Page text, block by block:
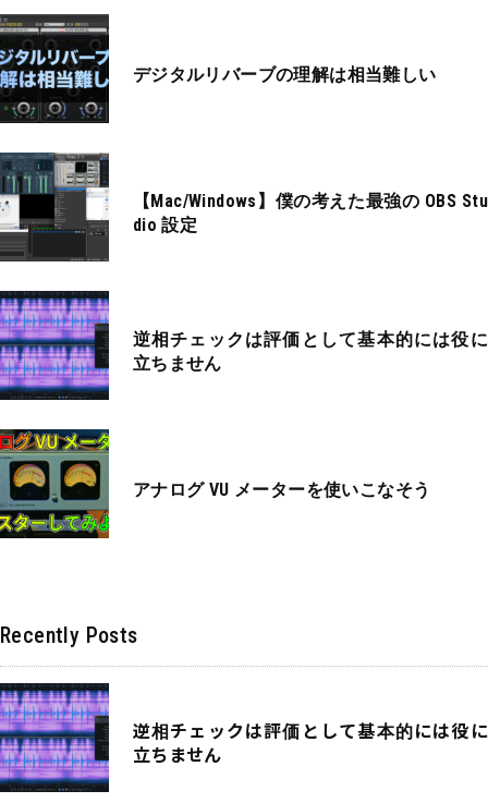
デジタルリバーブの理解は相当難しい
【Mac/Windows】僕の考えた最強の OBS Stu
dio 設定
逆相チェックは評価として基本的には役に
立ちません
アナログ VU メーターを使いこなそう
Recently Posts
逆相チェックは評価として基本的には役に
立ちません